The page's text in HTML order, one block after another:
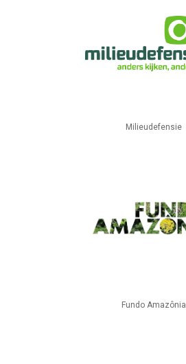
Milieudefensie
Fundo Amazônia